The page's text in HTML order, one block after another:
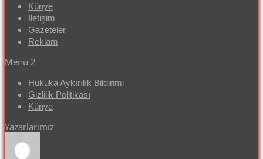
Künye
İletişim
Gazeteler
Reklam
Menu 2
Hukuka Aykırılık Bildirimi
Gizlilik Politikası
Künye
Yazarlarımız